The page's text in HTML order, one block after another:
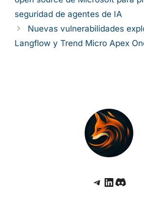
prestando especial atención a
estaciones de trabajo con
sensibles o cuentas privilegiadas.
seguridad de agentes de IA
Nuevas vulnerabilidades
Langflow y Trend Micro Apex One